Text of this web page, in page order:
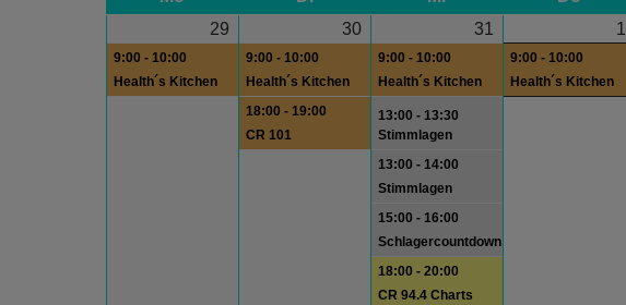
29
9:00 - 10:00
Health´s Kitchen
30
9:00 - 10:00
Health´s Kitchen
18:00 - 19:00
CR 101
31
9:00 - 10:00
Health´s Kitchen
13:00 - 13:30
Stimmlagen
13:00 - 14:00
Stimmlagen
15:00 - 16:00
Schlagercountdown
18:00 - 20:00
CR 94.4 Charts
1
9:00 - 10:00
Health´s Kitchen